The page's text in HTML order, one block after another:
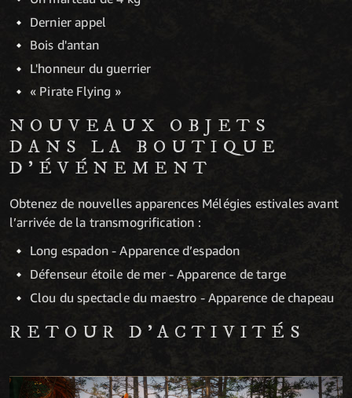
Dernier appel
Bois d'antan
L'honneur du guerrier
« Pirate Flying »
NOUVEAUX OBJETS
DANS LA BOUTIQUE
D’ÉVÉNEMENT
Obtenez de nouvelles apparences Mélégies estivales avant
l’arrivée de la transmogrification :
Long espadon - Apparence d’espadon
Défenseur étoile de mer - Apparence de targe
Clou du spectacle du maestro - Apparence de chapeau
RETOUR D’ACTIVITÉS